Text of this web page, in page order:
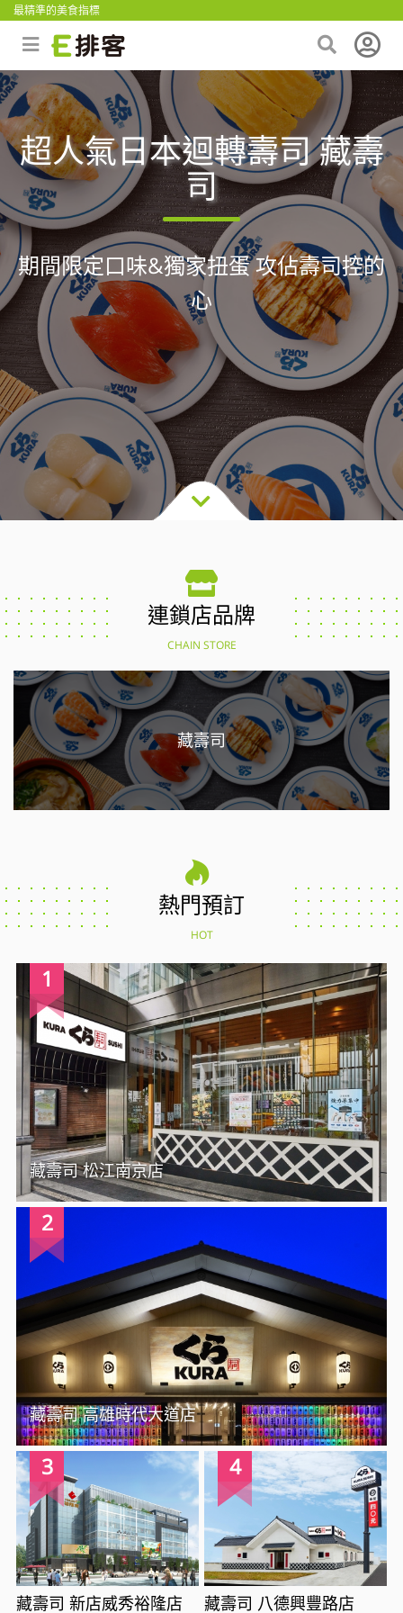
最精準的美食指標
超人氣日本迴轉壽司 藏壽
司
期間限定口味&獨家扭蛋 攻佔壽司控的
心
連鎖店品牌
CHAIN STORE
藏壽司
熱門預訂
HOT
1
藏壽司 松江南京店
2
藏壽司 高雄時代大道店
3
藏壽司 新店威秀裕隆店
4
藏壽司 八德興豐路店